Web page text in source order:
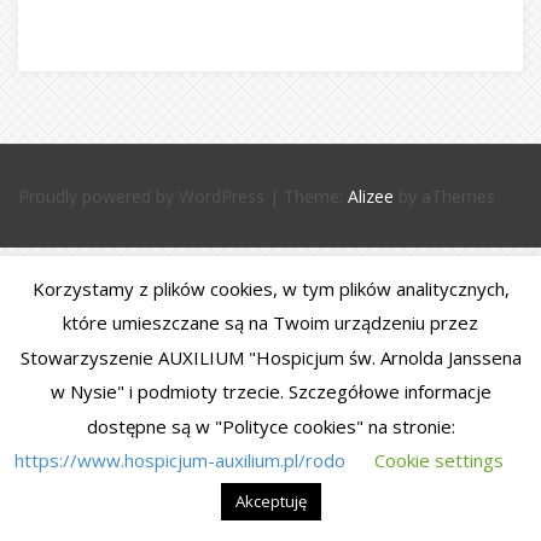
Proudly powered by WordPress | Theme: Alizee by aThemes
Korzystamy z plików cookies, w tym plików analitycznych,
które umieszczane są na Twoim urządzeniu przez
Stowarzyszenie AUXILIUM "Hospicjum św. Arnolda Janssena
w Nysie" i podmioty trzecie. Szczegółowe informacje
dostępne są w "Polityce cookies" na stronie:
https://www.hospicjum-auxilium.pl/rodo
Cookie settings
Akceptuję